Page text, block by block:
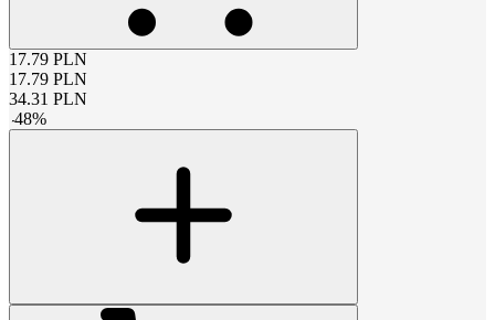
17.79 PLN
17.79 PLN
34.31 PLN
-48%